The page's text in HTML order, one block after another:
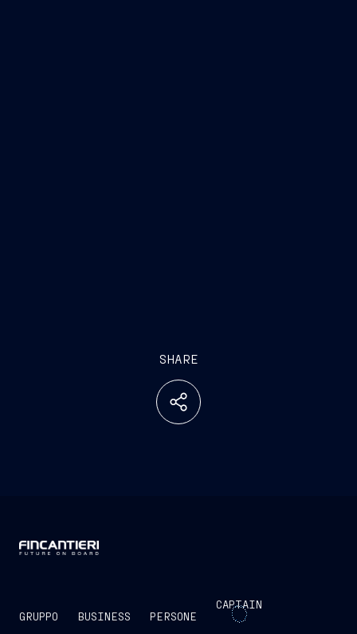
SHARE
GRUPPO BUSINESS PERSONE
CAPTAIN